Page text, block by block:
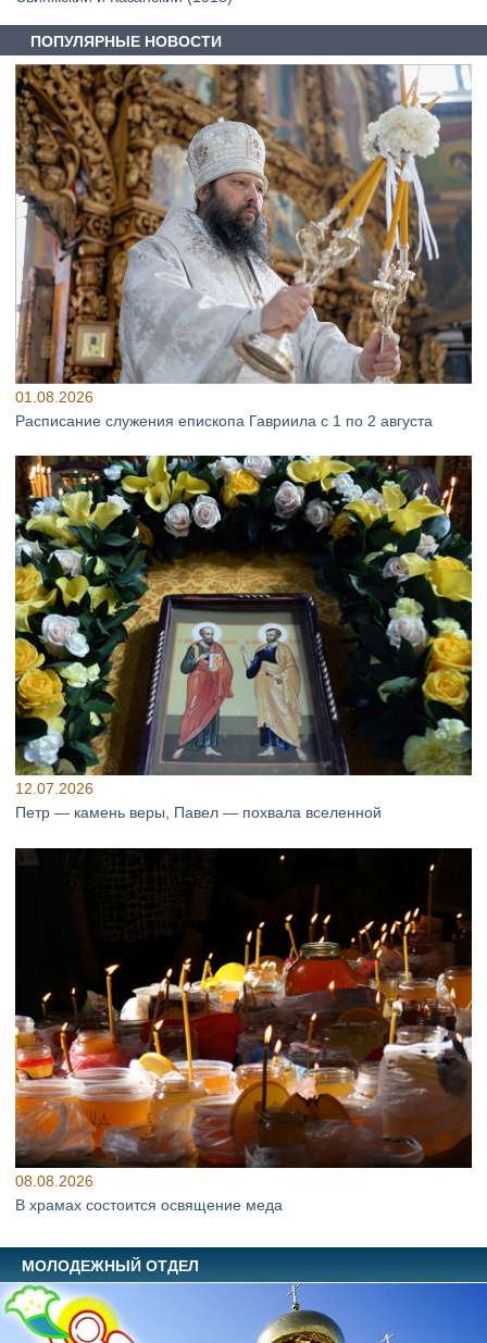
ПОПУЛЯРНЫЕ НОВОСТИ
01.08.2026
Расписание служения епископа Гавриила с 1 по 2 августа
12.07.2026
Петр — камень веры, Павел — похвала вселенной
08.08.2026
В храмах состоится освящение меда
МОЛОДЕЖНЫЙ ОТДЕЛ